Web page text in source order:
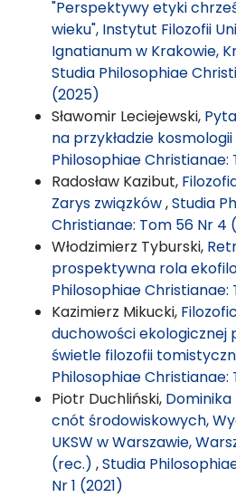
"Perspektywy etyki
wieku", Instytut Filozofii
Ignatianum w Krakowie,
Studia Philosophiae
(2025)
Sławomir Leciejewski,
na przykładzie
Philosophiae Christianae:
Radosław Kazibut,
Zarys związków,Studia
Christianae: Tom 56 Nr 4
Włodzimierz Tyburski,
prospektywna rola
Philosophiae Christianae:
Kazimierz Mikucki,
duchowości ekologicznej
świetle filozofii
Philosophiae
Piotr Duchliński,
cnót środowiskowych,
UKSW w Warszawie,
(rec.) ,Studia
Nr 1 (2021)